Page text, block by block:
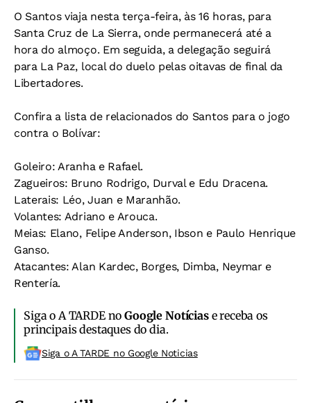
O Santos viaja nesta terça-feira, às 16 horas, para
Santa Cruz de La Sierra, onde permanecerá até a
hora do almoço. Em seguida, a delegação seguirá
para La Paz, local do duelo pelas oitavas de final da
Libertadores.
Confira a lista de relacionados do Santos para o jogo
contra o Bolívar:
Goleiro: Aranha e Rafael.
Zagueiros: Bruno Rodrigo, Durval e Edu Dracena.
Laterais: Léo, Juan e Maranhão.
Volantes: Adriano e Arouca.
Meias: Elano, Felipe Anderson, Ibson e Paulo Henrique
Ganso.
Atacantes: Alan Kardec, Borges, Dimba, Neymar e
Rentería.
Siga o A TARDE noGoogle Notíciase receba os
principais destaques do dia.
Siga o A TARDE no Google Noticias